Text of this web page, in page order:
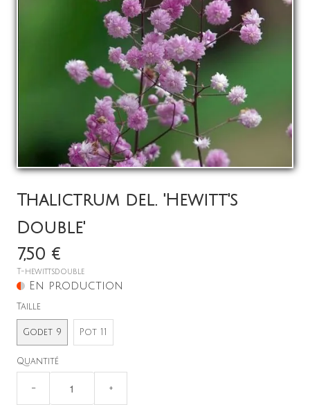
Contact
Thalictrum del. 'Hewitt's
Double'
7,50 €
T-hewittsdouble
En production
Taille
Godet 9 Pot 11
Quantité
− +